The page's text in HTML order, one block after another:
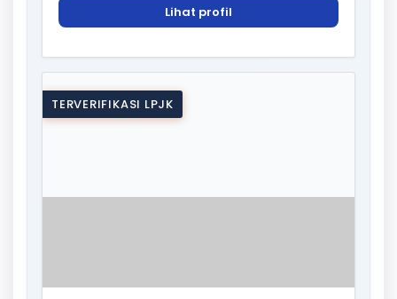
Lihat profil
TERVERIFIKASI LPJK